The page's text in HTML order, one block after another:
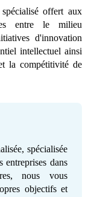
offert aux
entre le milieu
d'innovation
intellectuel ainsi
la compétitivité de
spécialisée
entreprises dans
nous vous
objectifs et